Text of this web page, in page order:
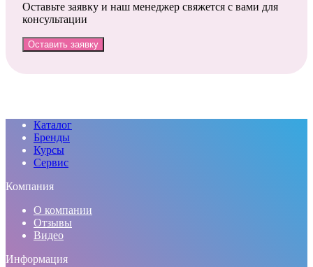
Оставьте заявку и наш менеджер свяжется с вами для
консультации
Оставить заявку
Каталог
Бренды
Курсы
Сервис
Компания
О компании
Отзывы
Видео
Информация